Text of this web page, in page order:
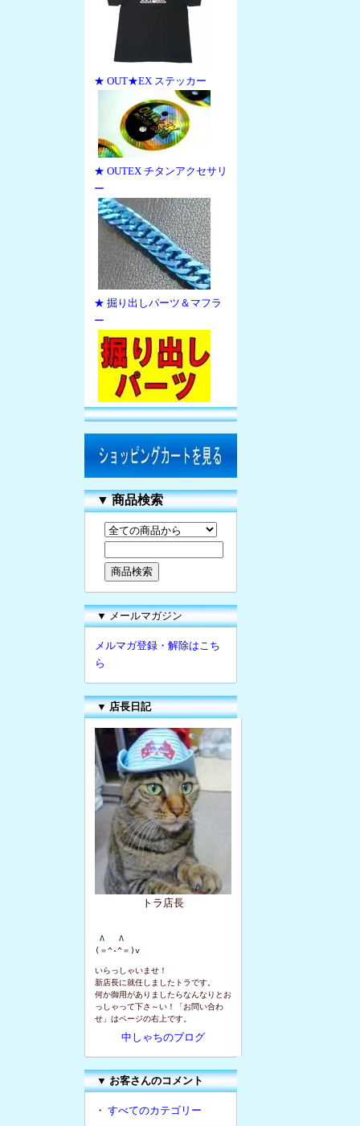
★ OUT★EX ステッカー
★ OUTEX チタンアクセサリ
ー
★ 掘り出しパーツ＆マフラ
ー
▼商品検索
▼ メールマガジン
メルマガ登録・解除はこち
ら
▼ 店長日記
トラ店長
Λ   Λ
(＝^-^＝)v
いらっしゃいませ！
新店長に就任しましたトラです。
何か御用がありましたらなんなりとお
っしゃって下さ～い！「お問い合わ
せ」はページの右上です。
中しゃちのブログ
▼お客さんのコメント
・ すべてのカテゴリー